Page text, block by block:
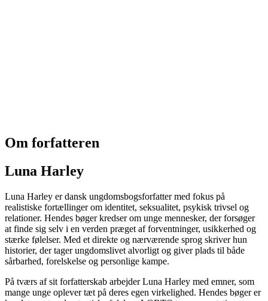
Om forfatteren
Luna Harley
Luna Harley er dansk ungdomsbogsforfatter med fokus på
realistiske fortællinger om identitet, seksualitet, psykisk trivsel og
relationer. Hendes bøger kredser om unge mennesker, der forsøger
at finde sig selv i en verden præget af forventninger, usikkerhed og
stærke følelser. Med et direkte og nærværende sprog skriver hun
historier, der tager ungdomslivet alvorligt og giver plads til både
sårbarhed, forelskelse og personlige kampe.
På tværs af sit forfatterskab arbejder Luna Harley med emner, som
mange unge oplever tæt på deres egen virkelighed. Hendes bøger er